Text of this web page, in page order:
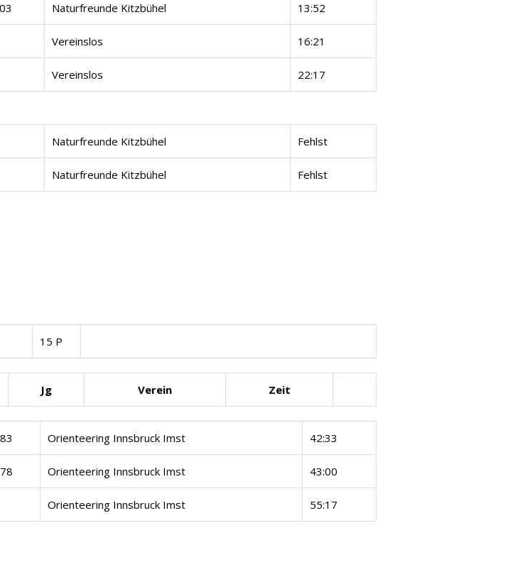
03 Naturfreunde Kitzbühel 13:52
Vereinslos 16:21
Vereinslos 22:17
Naturfreunde Kitzbühel Fehlst
Naturfreunde Kitzbühel Fehlst
15 P
Jg Verein Zeit
83 Orienteering Innsbruck Imst 42:33
78 Orienteering Innsbruck Imst 43:00
Orienteering Innsbruck Imst 55:17